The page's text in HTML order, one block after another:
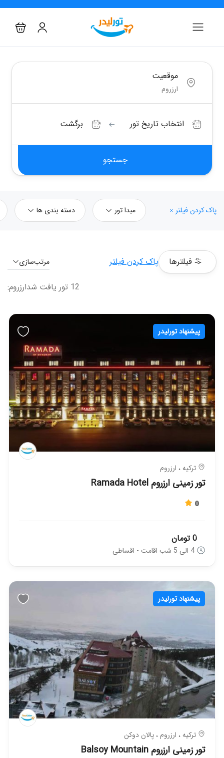
موقعیت
انتخاب تاریخ تور برگشت
جستجو
پاک کردن فیلتر مبدا تور دسته بندی ها
فیلترها پاک کردن فیلتر مرتب‌سازی
12 تور یافت شدارزروم:
پیشنهاد تورلیدر
ترکیه ، ارزروم
تور زمینی ارزروم Ramada Hotel
0
0 تومان
4 الی 5 شب اقامت - اقساطی
پیشنهاد تورلیدر
ترکیه ، ارزروم ، پالان دوکن
تور زمینی ارزروم Balsoy Mountain